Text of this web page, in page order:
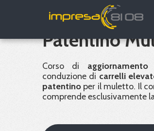
Patentino
Corso di
conduzione di carrelli
patentino per il muletto. Il
comprende esclusivamente